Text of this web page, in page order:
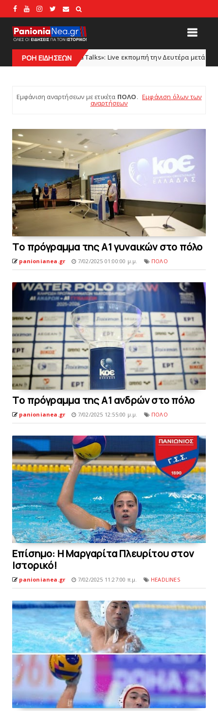
ΡΟΗ ΕΙΔΗΣΕΩΝ
Live εκπομπή την Δευτέρα μετά το φιλικό Πανιώνιος – Ολυμπιακός
Εμφάνιση αναρτήσεων με ετικέτα ΠΟΛΟ. Εμφάνιση όλων των
αναρτήσεων
Tο πρόγραμμα της Α1 γυναικών στο πόλο
panionianea.gr 7/02/2025 01:00:00 μ.μ. ΠΟΛΟ
Tο πρόγραμμα της Α1 ανδρών στο πόλο
panionianea.gr 7/02/2025 12:55:00 μ.μ. ΠΟΛΟ
Eπίσημο: Η Μαργαρίτα Πλευρίτoυ στον
Iστορικό!
panionianea.gr 7/02/2025 11:27:00 π.μ. HEADLINES